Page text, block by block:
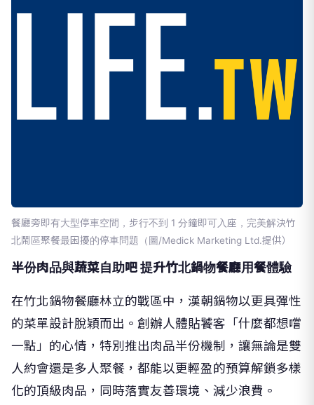
餐廳旁即有大型停車空間，步行不到 1 分鐘即可入座，完美解決竹
北鬧區聚餐最困擾的停車問題（圖/Medick Marketing Ltd.提供）
半份肉品與蔬菜自助吧 提升竹北鍋物餐廳用餐體驗
在竹北鍋物餐廳林立的戰區中，漢朝鍋物以更具彈性
的菜單設計脫穎而出。創辦人體貼饕客「什麼都想嚐
一點」的心情，特別推出肉品半份機制，讓無論是雙
人約會還是多人聚餐，都能以更輕盈的預算解鎖多樣
化的頂級肉品，同時落實友善環境、減少浪費。